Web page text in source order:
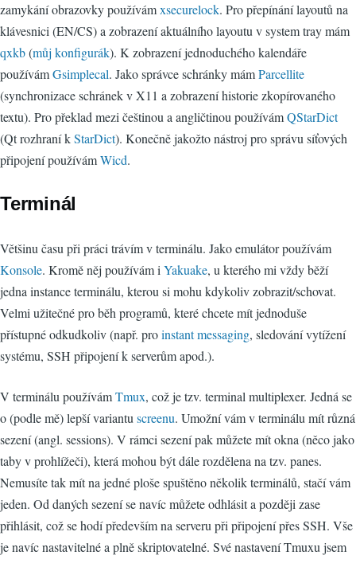
zamykání obrazovky používámxsecurelock. Pro přepínání layoutů na
klávesnici (EN/CS) a zobrazení aktuálního layoutu v system tray mám
qxkb(můj konfigurák). K zobrazení jednoduchého kalendáře
používámGsimplecal. Jako správce schránky mámParcellite
(synchronizace schránek v X11 a zobrazení historie zkopírovaného
textu). Pro překlad mezi češtinou a angličtinou používámQStarDict
(Qt rozhraní kStarDict). Konečně jakožto nástroj pro správu síťových
připojení používámWicd.
Terminál
Většinu času při práci trávím v terminálu. Jako emulátor používám
Konsole. Kromě něj používám i Yakuake, u kterého mi vždy běží
jedna instance terminálu, kterou si mohu kdykoliv zobrazit/schovat.
Velmi užitečné pro běh programů, které chcete mít jednoduše
přístupné odkudkoliv (např. proinstant messaging, sledování vytížení
systému, SSH připojení k serverům apod.).
V terminálu používámTmux, což je tzv. terminal multiplexer. Jedná se
o (podle mě) lepší variantu screenu. Umožní vám v terminálu mít různá
sezení (angl. sessions). V rámci sezení pak můžete mít okna (něco jako
taby v prohlížeči), která mohou být dále rozdělena na tzv. panes.
Nemusíte tak mít na jedné ploše spuštěno několik terminálů, stačí vám
jeden. Od daných sezení se navíc můžete odhlásit a později zase
přihlásit, což se hodí především na serveru při připojení přes SSH. Vše
je navíc nastavitelné a plně skriptovatelné. Své nastavení Tmuxu jsem